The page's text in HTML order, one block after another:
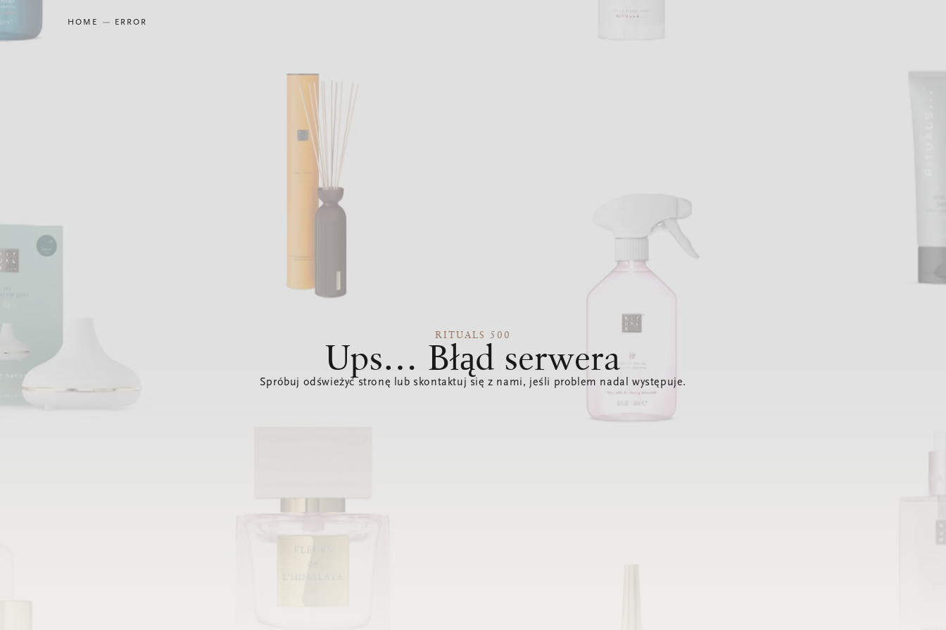
HOME ERROR
RITUALS 500
Ups… Błąd serwera
Spróbuj odświeżyć stronę lub skontaktuj się z nami, jeśli problem nadal występuje.